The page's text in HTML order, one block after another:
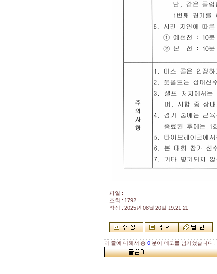
파일 :
조회 : 1792
작성 : 2025년 08월 20일 19:21:21
이 글에 대해서 총 0 분이 메모를 남기셨습니다.